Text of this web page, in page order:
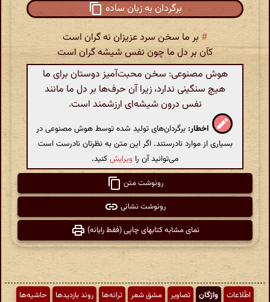
برگردان به زبان ساده
# بر ما سخن سرد عزیزان نه گران است
کآن بر دل ما چون نفس شیشه گران است
هوش مصنوعی: سخن محبت‌آمیز دوستان برای ما
هیچ سنگینی ندارد، زیرا آن حرف‌ها بر دل ما مانند
نفس درون شیشه‌ای ارزشمند است.
اخطار: برگردان‌های تولید شده توسط هوش مصنوعی در
بسیاری از موارد نادرستند. اگر این متن به نظرتان نادرست است
می‌توانید آن را ویرایشکنید.
رونوشت متن
رونوشت نشانی
نمای مشابه کتابهای چاپی (فقط رایانه)
اطّلاعات واژگان تصاویر مشق شعر ترانه‌ها روند بازدیدها حاشیه‌ها